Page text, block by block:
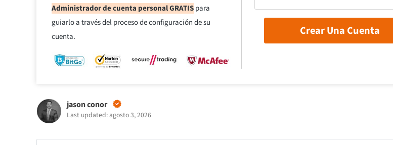
Administrador de cuenta personal GRATISpara
guiarlo a través del proceso de configuración de su
cuenta.
Crear Una Cuenta
jason conor
Last updated: agosto 3, 2026